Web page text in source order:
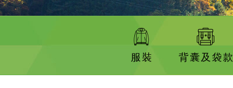
服裝 背囊及袋款